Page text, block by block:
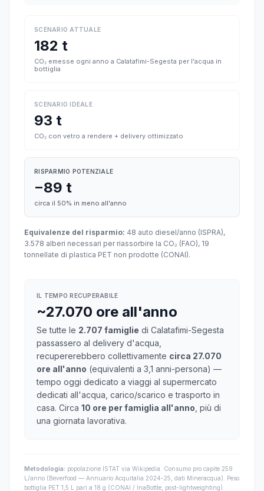
SCENARIO ATTUALE
182 t
CO₂ emesse ogni anno a Calatafimi-Segesta per l'acqua in
bottiglia
SCENARIO IDEALE
93 t
CO₂ con vetro a rendere + delivery ottimizzato
RISPARMIO POTENZIALE
−89 t
circa il 50% in meno all'anno
Equivalenze del risparmio: 48 auto diesel/anno (ISPRA),
3.578 alberi necessari per riassorbire la CO₂ (FAO), 19
tonnellate di plastica PET non prodotte (CONAI).
IL TEMPO RECUPERABILE
~27.070 ore all'anno
Se tutte le 2.707 famiglie di Calatafimi-Segesta
passassero al delivery d'acqua,
recupererebbero collettivamente circa 27.070
ore all'anno (equivalenti a 3,1 anni-persona) —
tempo oggi dedicato a viaggi al supermercato
dedicati all'acqua, carico/scarico e trasporto in
casa. Circa 10 ore per famiglia all'anno , più di
una giornata lavorativa.
Metodologia: popolazione ISTAT via Wikipedia. Consumo pro capite 259
L/anno (Beverfood — Annuario Acquitalia 2024-25, dati Mineracqua). Peso
bottiglia PET 1,5 L pari a 18 g (CONAI / InaBottle, post-lightweighting).